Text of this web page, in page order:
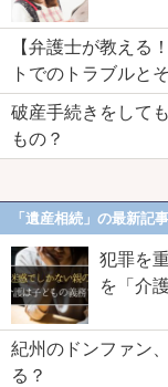
【弁護士が教える
トでのトラブルと
破産手続きをして
もの？
「遺産相続」の最新記事
犯罪を
を「介
紀州のドンファン
る？